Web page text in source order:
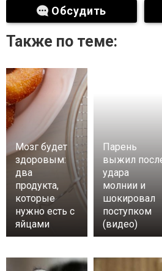
Обсудить
Также по теме:
Мозг будет
здоровым:
два
продукта,
которые
нужно есть с
яйцами
Парень
выжил
удара
молнии и
шокировал
поступком
(видео)